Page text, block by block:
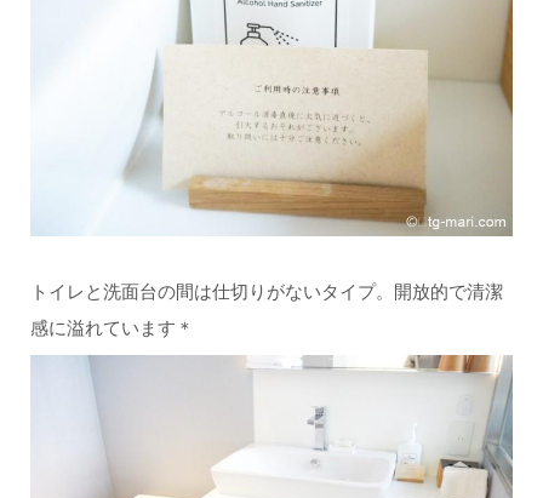
トイレと洗面台の間は仕切りがないタイプ。開放的で清潔
感に溢れています＊